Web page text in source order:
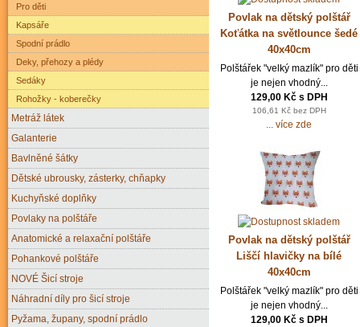
Povlak na dětský polštář
Koťátka na světlounce šedé
40x40cm
Polštářek "velký mazlík" pro děti
je nejen vhodný...
129,00 Kč s DPH
106,61 Kč bez DPH
... více zde
Povlak na dětský polštář
Liščí hlavičky na bílé
40x40cm
Polštářek "velký mazlík" pro děti
je nejen vhodný...
129,00 Kč s DPH
Pro děti
Kapsáře
Spodní prádlo
Deky, přehozy a plédy
Sedáky
Rohožky - koberečky
Metráž látek
Galanterie
Bavlněné šátky
Dětské ubrousky, zásterky, chňapky
Kuchyňské doplňky
Povlaky na polštáře
Anatomické a relaxační polštáře
Pohankové polštáře
NOVÉ Šicí stroje
Náhradní díly pro šicí stroje
Pyžama, župany, spodní prádlo